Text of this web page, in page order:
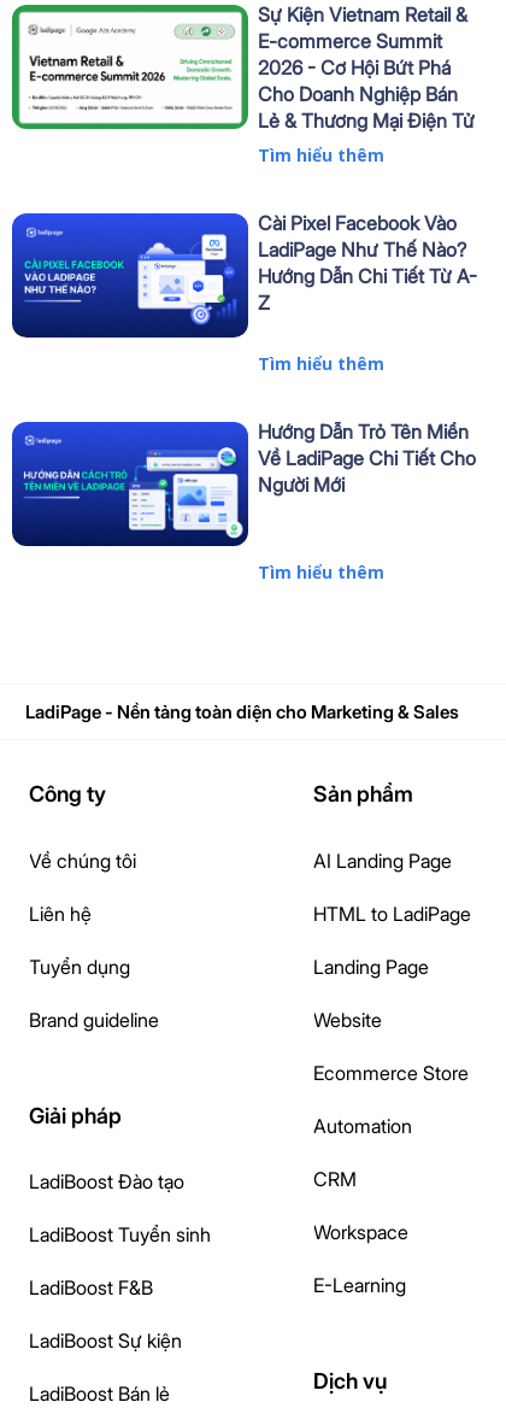
Sự Kiện Vietnam Retail &
E-commerce Summit
2026 - Cơ Hội Bứt Phá
Cho Doanh Nghiệp Bán
Lẻ & Thương Mại Điện Tử
Tìm hiểu thêm
Cài Pixel Facebook Vào
LadiPage Như Thế Nào?
Hướng Dẫn Chi Tiết Từ A-
Z
Tìm hiểu thêm
Hướng Dẫn Trỏ Tên Miền
Về LadiPage Chi Tiết Cho
Người Mới
Tìm hiểu thêm
LadiPage - Nền tảng toàn diện cho Marketing & Sales
Công ty
Về chúng tôi
Liên hệ
Tuyển dụng
Brand guideline
Sản phẩm
AI Landing Page
HTML to LadiPage
Landing Page
Website
Ecommerce Store
Automation
CRM
Workspace
E-Learning
Giải pháp
LadiBoost Đào tạo
LadiBoost Tuyển sinh
LadiBoost F&B
LadiBoost Sự kiện
LadiBoost Bán lẻ
Dịch vụ